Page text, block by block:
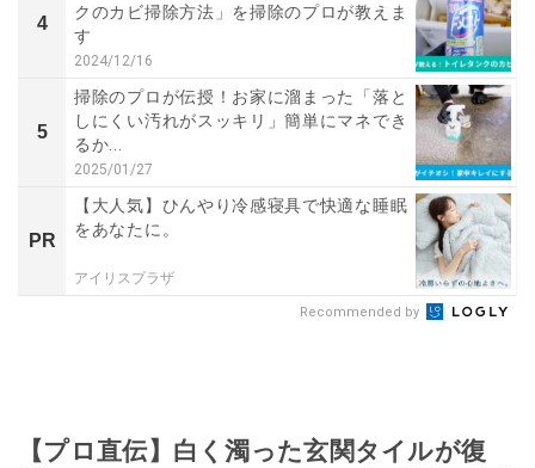
4
クのカビ掃除方法」を掃除のプロが教えま
す
2024/12/16
5
掃除のプロが伝授！お家に溜まった「落と
しにくい汚れがスッキリ」簡単にマネでき
るか...
2025/01/27
PR
【大人気】ひんやり冷感寝具で快適な睡眠
をあなたに。
アイリスプラザ
Recommended by
【プロ直伝】白く濁った玄関タイルが復